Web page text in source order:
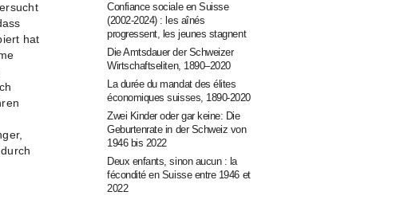
hat
Confiance sociale en Suisse
(2002-2024) : les aînés
progressent, les jeunes stagnent
Die Amtsdauer der Schweizer
Wirtschaftseliten, 1890–2020
La durée du mandat des élites
économiques suisses, 1890-2020
Zwei Kinder oder gar keine: Die
Geburtenrate in der Schweiz von
1946 bis 2022
Deux enfants, sinon aucun : la
fécondité en Suisse entre 1946 et
2022